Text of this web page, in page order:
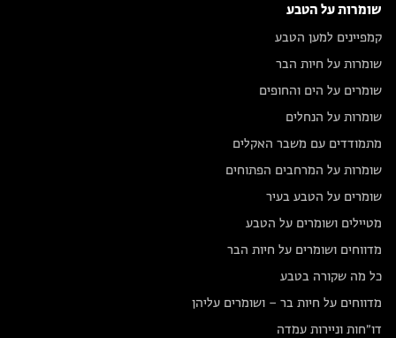
שומרות על הטבע
קמפיינים למען הטבע
שומרות על חיות הבר
שומרים על הים והחופים
שומרות על הנחלים
מתמודדים עם משבר האקלים
שומרות על המרחבים הפתוחים
שומרים על הטבע בעיר
מטיילים ושומרים על הטבע
מדווחים ושומרים על חיות הבר
כל מה שקורה בטבע
מדווחים על חיות בר – ושומרים עליהן
דו״חות וניירות עמדה